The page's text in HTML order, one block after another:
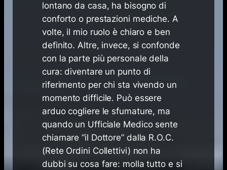
lontano da casa, ha bisogno di
conforto o prestazioni mediche. A
volte, il mio ruolo è chiaro e ben
definito. Altre, invece, si confonde
con la parte più personale della
cura: diventare un punto di
riferimento per chi sta vivendo un
momento difficile. Può essere
arduo cogliere le sfumature, ma
quando un Ufficiale Medico sente
chiamare “il Dottore” dalla R.O.C.
(Rete Ordini Collettivi) non ha
dubbi su cosa fare: molla tutto e si